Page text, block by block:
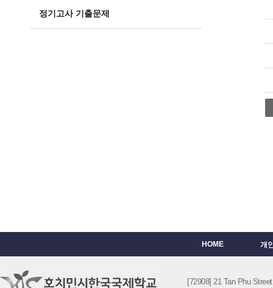
정기고사 기출문제
HOME 개
[72908] 21 Tan Phu